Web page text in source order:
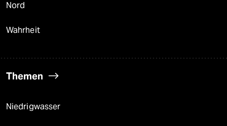
Nord
Wahrheit
Themen
Niedrigwasser